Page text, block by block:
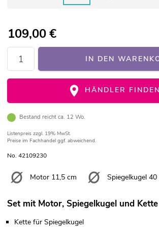
109,00€
IN DEN
HÄNDLER FINDEN
Bestand reicht ca. 12 Wo.
Listenpreis zzgl. 19% MwSt.
Preise im Fachhandel ggf. abweichend.
No. 42109230
Motor 11,5 cm Spiegelkugel 40
Set mit Motor, Spiegelkugel und Kette
Kette für Spiegelkugel